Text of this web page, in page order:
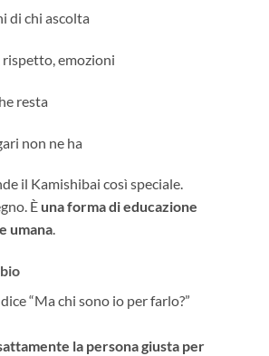
di chi ascolta
rispetto, emozioni
resta
non ne ha
il Kamishibai così speciale.
È una forma di educazione
umana.
“Ma chi sono io per farlo?”
la persona giusta per